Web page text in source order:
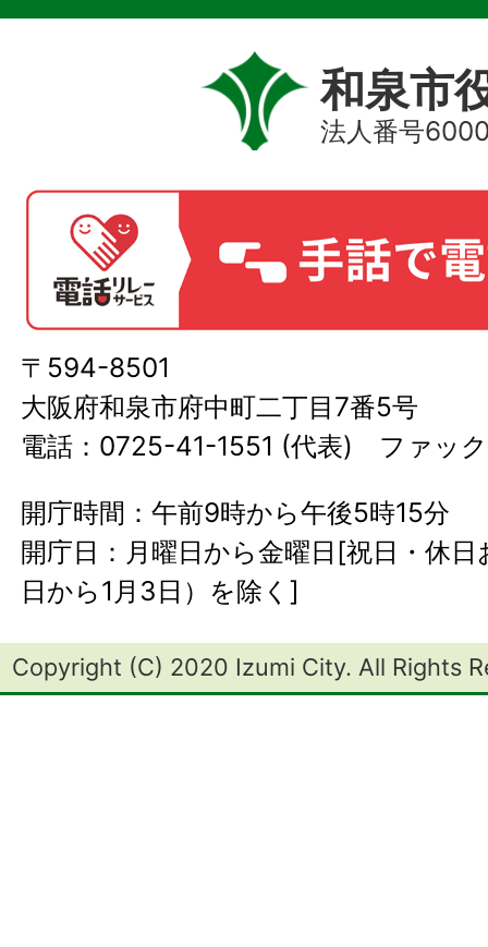
和泉市
法人番号
〒594-8501
大阪府和泉市府中町二丁目7番5号
電話：0725-41-1551 (代表) ファッ
開庁時間：午前9時から午後5時15分
開庁日：月曜日から金曜日[祝日・休
日から1月3日）を除く]
Copyright (C) 2020 Izumi City. All Rights